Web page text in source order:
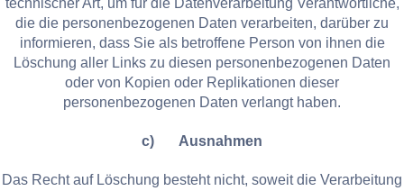
die die personenbezogenen Daten verarbeiten, darüber zu
informieren, dass Sie als betroffene Person von ihnen die
Löschung aller Links zu diesen personenbezogenen Daten
oder von Kopien oder Replikationen dieser
personenbezogenen Daten verlangt haben.
c) Ausnahmen
Das Recht auf Löschung besteht nicht, soweit die Verarbeitung